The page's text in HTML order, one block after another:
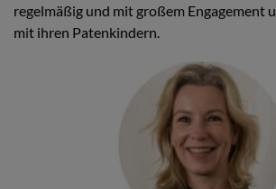
regelmäßig und mit großem Engagement
mit ihren Patenkindern.